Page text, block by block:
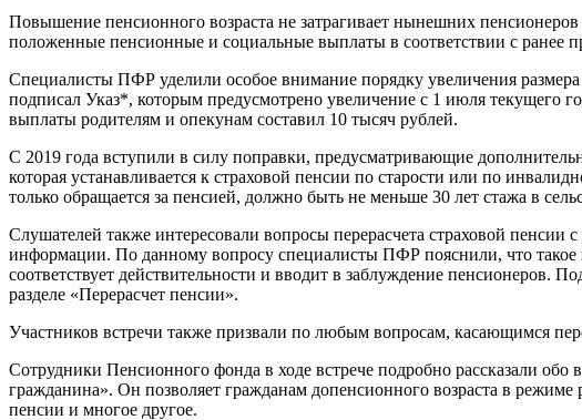
Повышение пенсионного возраста не затрагивает нынешних
положенные пенсионные и социальные выплаты в соответствии с ранее
Специалисты ПФР уделили особое внимание порядку увеличения
подписал Указ*, которым предусмотрено увеличение с 1 июля текущего
выплаты родителям и опекунам составил 10 тысяч рублей.
С 2019 года вступили в силу поправки, предусматривающие
которая устанавливается к страховой пенсии по старости или по
только обращается за пенсией, должно быть не меньше 30 лет стажа в
Слушателей также интересовали вопросы перерасчета страховой пенсии
информации. По данному вопросу специалисты ПФР пояснили, что такое
соответствует действительности и вводит в заблуждение пенсионеров.
разделе «Перерасчет пенсии».
Участников встречи также призвали по любым вопросам, касающимся
Сотрудники Пенсионного фонда в ходе встрече подробно рассказали
гражданина». Он позволяет гражданам допенсионного возраста в
пенсии и многое другое.